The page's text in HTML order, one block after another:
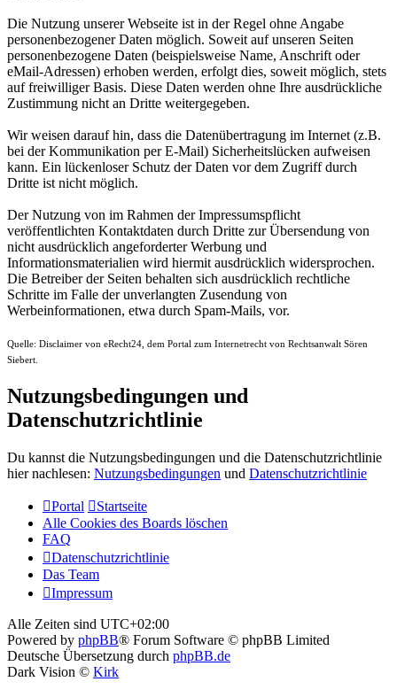
Die Nutzung unserer Webseite ist in der Regel ohne Angabe
personenbezogener Daten möglich. Soweit auf unseren Seiten
personenbezogene Daten (beispielsweise Name, Anschrift oder
eMail-Adressen) erhoben werden, erfolgt dies, soweit möglich, stets
auf freiwilliger Basis. Diese Daten werden ohne Ihre ausdrückliche
Zustimmung nicht an Dritte weitergegeben.
Wir weisen darauf hin, dass die Datenübertragung im Internet (z.B.
bei der Kommunikation per E-Mail) Sicherheitslücken aufweisen
kann. Ein lückenloser Schutz der Daten vor dem Zugriff durch
Dritte ist nicht möglich.
Der Nutzung von im Rahmen der Impressumspflicht
veröffentlichten Kontaktdaten durch Dritte zur Übersendung von
nicht ausdrücklich angeforderter Werbung und
Informationsmaterialien wird hiermit ausdrücklich widersprochen.
Die Betreiber der Seiten behalten sich ausdrücklich rechtliche
Schritte im Falle der unverlangten Zusendung von
Werbeinformationen, etwa durch Spam-Mails, vor.
Quelle: Disclaimer von eRecht24, dem Portal zum Internetrecht von Rechtsanwalt Sören
Siebert.
Nutzungsbedingungen und
Datenschutzrichtlinie
Du kannst die Nutzungsbedingungen und die Datenschutzrichtlinie
hier nachlesen: Nutzungsbedingungen und Datenschutzrichtlinie
Portal
Startseite
Alle Cookies des Boards löschen
FAQ
Datenschutzrichtlinie
Das Team
Impressum
Alle Zeiten sind UTC+02:00
Powered by phpBB® Forum Software © phpBB Limited
Deutsche Übersetzung durch phpBB.de
Dark Vision © Kirk